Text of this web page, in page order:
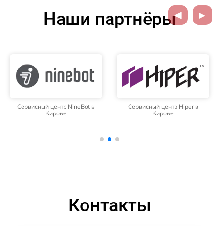
Наши партнёры
Сервисный центр NineBot в
Кирове
Сервисный центр Hiper в
Кирове
Контакты